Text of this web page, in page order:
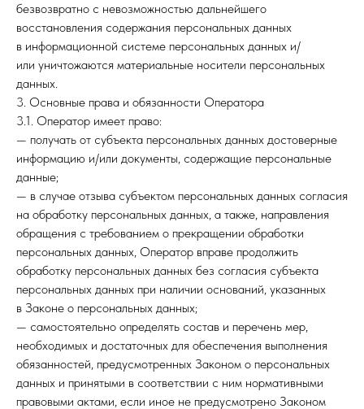
безвозвратно с невозможностью дальнейшего
восстановления содержания персональных данных
в информационной системе персональных данных и/
или уничтожаются материальные носители персональных
данных.
3. Основные права и обязанности Оператора
3.1. Оператор имеет право:
— получать от субъекта персональных данных достоверные
информацию и/или документы, содержащие персональные
данные;
— в случае отзыва субъектом персональных данных согласия
на обработку персональных данных, а также, направления
обращения с требованием о прекращении обработки
персональных данных, Оператор вправе продолжить
обработку персональных данных без согласия субъекта
персональных данных при наличии оснований, указанных
в Законе о персональных данных;
— самостоятельно определять состав и перечень мер,
необходимых и достаточных для обеспечения выполнения
обязанностей, предусмотренных Законом о персональных
данных и принятыми в соответствии с ним нормативными
правовыми актами, если иное не предусмотрено Законом